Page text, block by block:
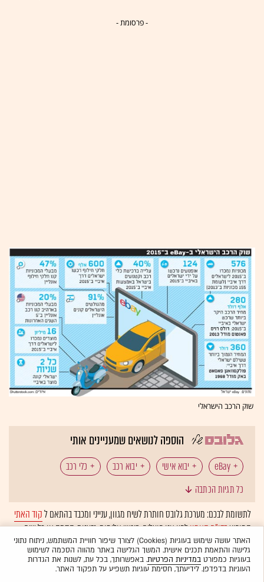
- פרסומת -
שוק הרכב הישראלי
הוספה לנושאים שמעניינים אותי
eBay יבוא אישי יבוא רכב כלי רכב
כל תגיות הכתבה
לתשומת לבכם: מערכת גלובס חותרת לשיח מגוון, ענייני ומכבד בהתאם לקוד האתי
המופיעבדו"ח האמוןלפיו אנו פועלים. ביטויי אלימות, גזענות, הסתה או כל שיח
בלתי הולם אחר מסוננים בצורהאוטומטיתולא יפורסמו באתר.
האתר עושה שימוש בעוגיות (Cookies) לצורך שיפור חוויית המשתמש, ניתוח נתוני
גלישה והתאמת תכנים אישית. המשך הגלישה באתר מהווה הסכמה לשימוש
בעוגיות כמפורטבמדיניות הפרטיות. באפשרותך, בכל עת, לשנות את הגדרות
העוגיות בדפדפן. לידיעתך, חסימת עוגיות תשפיע על תפקוד האתר.